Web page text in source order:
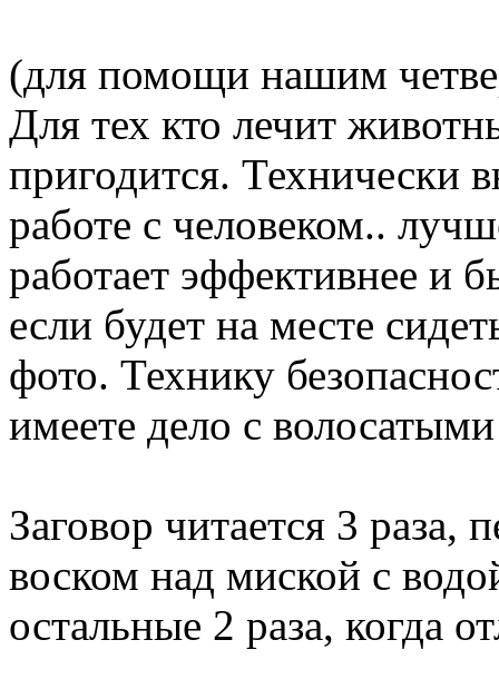
(для помощи нашим
Для тех кто лечит
пригодится. Технически
работе с человеком..
работает эффективнее и
если будет на месте
фото. Технику
имеете дело с
Заговор читается 3 раза,
воском над миской с
остальные 2 раза, когда